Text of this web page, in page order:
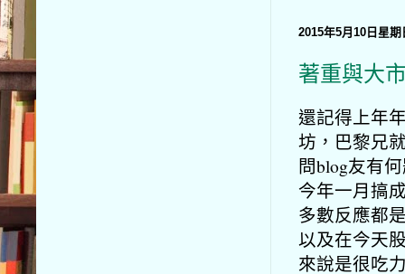
2015年5月10日星期
著重與大
還記得上年
坊，巴黎兄
問blog友有
今年一月搞
多數反應都
以及在今天
來說是很吃